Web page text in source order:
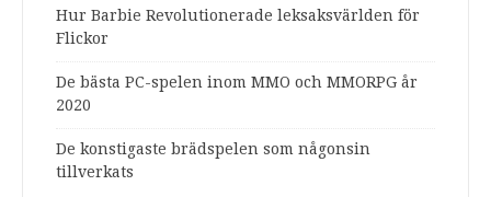
Hur Barbie Revolutionerade leksaksvärlden för
Flickor
De bästa PC-spelen inom MMO och MMORPG år
2020
De konstigaste brädspelen som någonsin
tillverkats